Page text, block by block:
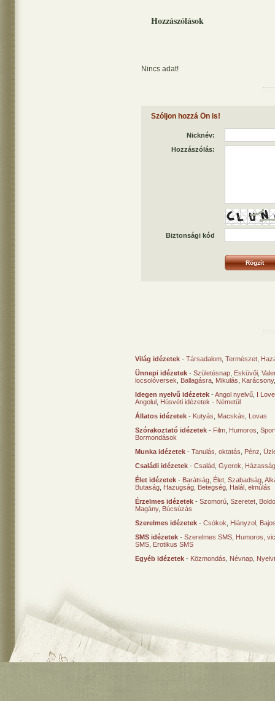
Hozzászólások
Nincs adat!
Szóljon hozzá Ön is!
Nicknév:
Hozzászólás:
Biztonsági kód
Világ idézetek - Társadalom Természet
Ünnepi idézetek - Születésnap Esküvői
locsolóversek
Ballagásra Mikulás Karácsony
Idegen nyelvű idézetek -Angol nyelvű I
Angolul Húsvéti idézetek - Németül
Állatos idézetek - Kutyás Macskás
Lovas
Szórakoztató idézetek - Film Humoros
Bormondások
Munka idézetek - Tanulás, oktatás Pénz
Családi idézetek - Család Gyerek
Élet idézetek - Barátság Élet Szabadság
Butaság Hazugság Betegség Halál, elmúlás
Érzelmes idézetek - Szomorú Szeretet
Magány, Búcsúzás
Szerelmes idézetek - Csókok Hiányzol
SMS idézetek - Szerelmes SMS Humoros,
SMS Erotikus SMS
Egyéb idézetek - Közmondás Névnap